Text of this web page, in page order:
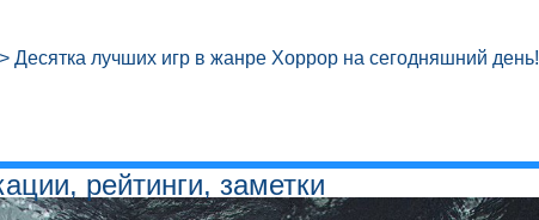
Десятка лучших игр в жанре Хоррор на сегодняшний день!
рейтинги, заметки